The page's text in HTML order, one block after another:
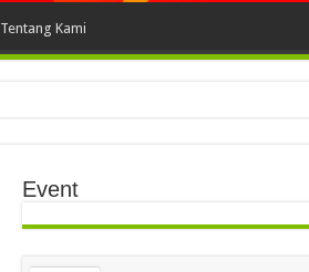
Tentang Kami
Event